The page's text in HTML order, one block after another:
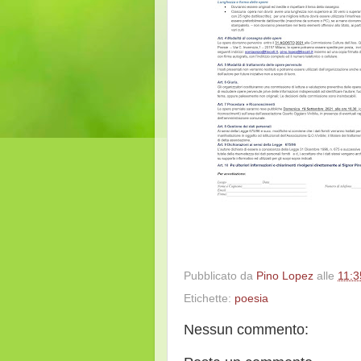
Pubblicato da Pino Lopez alle
Etichette: poesia
Nessun commento: